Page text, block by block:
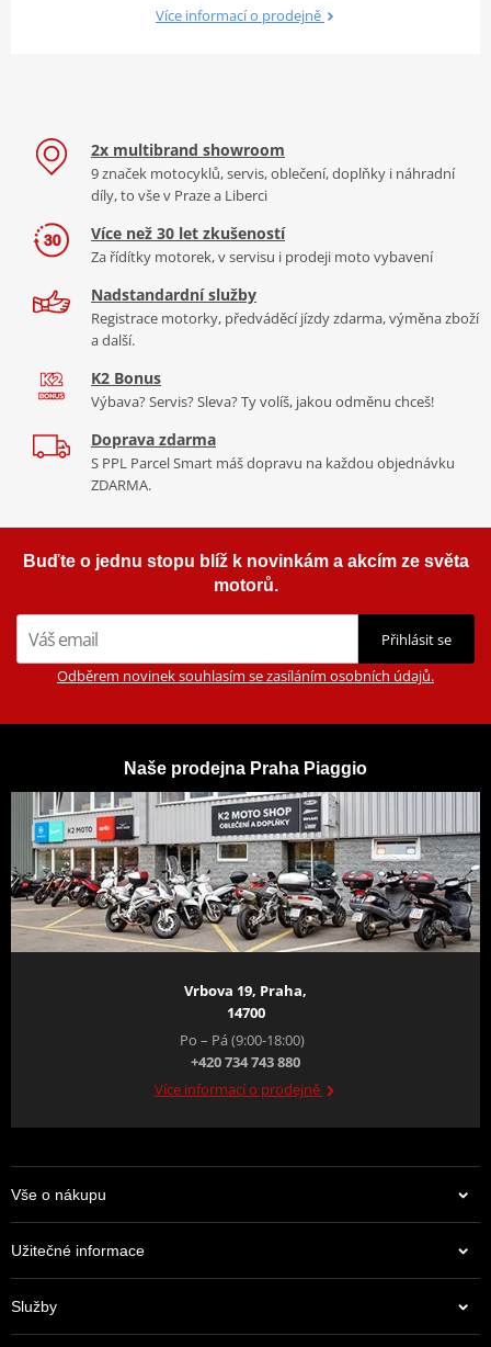
Více informací o prodejně
2x multibrand showroom
9 značek motocyklů, servis, oblečení, doplňky i náhradní
díly, to vše v Praze a Liberci
Více než 30 let zkušeností
Za řídítky motorek, v servisu i prodeji moto vybavení
Nadstandardní služby
Registrace motorky, předváděcí jízdy zdarma, výměna zboží
a další.
K2 Bonus
Výbava? Servis? Sleva? Ty volíš, jakou odměnu chceš!
Doprava zdarma
S PPL Parcel Smart máš dopravu na každou objednávku
ZDARMA.
Buďte o jednu stopu blíž k novinkám a akcím ze světa
motorů.
Přihlásit se
Odběrem novinek souhlasím se zasíláním osobních údajů.
Naše prodejna Praha Piaggio
Vrbova 19, Praha,
14700
Po – Pá (9:00-18:00)
+420 734 743 880
Více informací o prodejně
Vše o nákupu
Užitečné informace
Služby